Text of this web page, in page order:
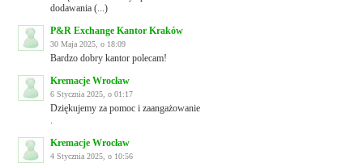
dodawania (...)
P&R Exchange Kantor Kraków
30 Maja 2025, o 18:09
Bardzo dobry kantor polecam!
Kremacje Wrocław
6 Stycznia 2025, o 01:17
Dziękujemy za pomoc i zaangażowanie
Kremacje Wrocław
4 Stycznia 2025, o 10:56